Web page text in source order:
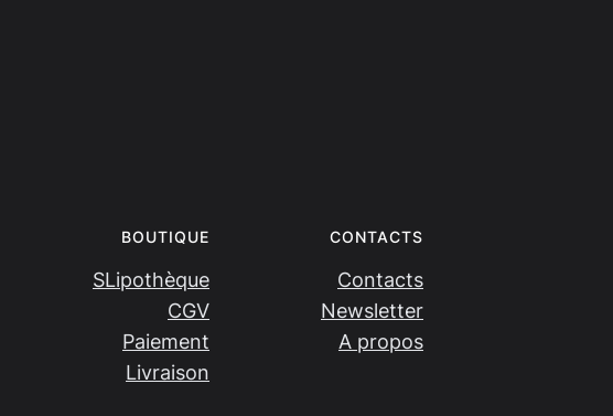
BOUTIQUE
SLipothèque
CGV
Paiement
Livraison
CONTACTS
Contacts
Newsletter
A propos